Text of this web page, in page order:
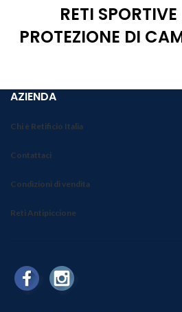
RETI SPORTIVE
PROTEZIONE DI
AZIENDA
Chi è Retificio Italia
Contattaci
Condizioni di vendita
Reti Antipiccione